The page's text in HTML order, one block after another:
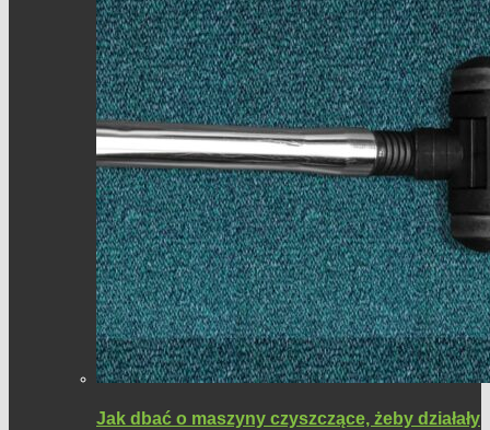
Jak dbać o maszyny czyszczące, żeby działały